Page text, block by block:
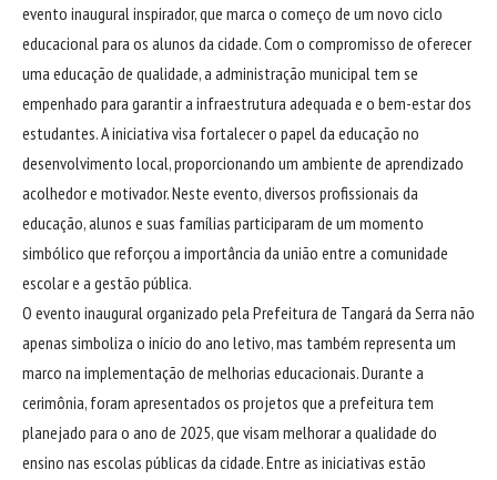
evento inaugural inspirador, que marca o começo de um novo ciclo
educacional para os alunos da cidade. Com o compromisso de oferecer
uma educação de qualidade, a administração municipal tem se
empenhado para garantir a infraestrutura adequada e o bem-estar dos
estudantes. A iniciativa visa fortalecer o papel da educação no
desenvolvimento local, proporcionando um ambiente de aprendizado
acolhedor e motivador. Neste evento, diversos profissionais da
educação, alunos e suas famílias participaram de um momento
simbólico que reforçou a importância da união entre a comunidade
escolar e a gestão pública.
O evento inaugural organizado pela Prefeitura de Tangará da Serra não
apenas simboliza o início do ano letivo, mas também representa um
marco na implementação de melhorias educacionais. Durante a
cerimônia, foram apresentados os projetos que a prefeitura tem
planejado para o ano de 2025, que visam melhorar a qualidade do
ensino nas escolas públicas da cidade. Entre as iniciativas estão